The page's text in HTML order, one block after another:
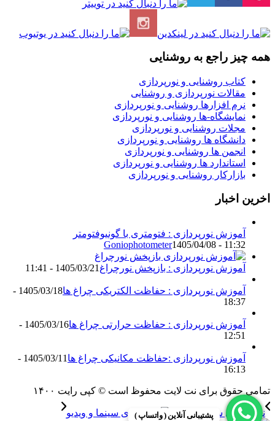
همه چیز راجع به روشنایی
کتاب روشنایی و نورپردازی
مقالات نورپردازی و روشنایی
نرم افزارها روشنایی و نورپردازی
نمایشگاه-ها روشنایی و نورپردازی
مجلات روشنایی و نورپردازی
دانشگاه ها روشنایی و نورپردازی
انجمن ها روشنایی و نورپردازی
استاندارد ها روشنایی و نورپردازی
بازارکار روشنایی و نورپردازی
اخرین اخبار
آموزش نورپردازی : فتومتری با گونیوفتومتر
Goniophotometer1405/04/08 - 11:32
آموزش نورپردازی : بازپخش نورچراغ1405/03/21 - 11:41
آموزش نورپردازی : حفاظت الکتریکی چراغ ها
1405/03/18 -
18:37
آموزش نورپردازی : حفاظت حرارتی چراغ ها
1405/03/16 -
12:51
آموزش نورپردازی :حفاظت مکانیکی چراغ ها
1405/03/11 -
16:13
تمامی حقوق برای نت لایت محفوظ است © کپی رایت ۱۴۰۰
نورپردازی سینما و ویدیو
پشتیبانی آنلاین ( واتساپ )